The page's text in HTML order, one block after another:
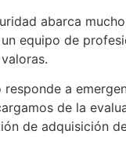
abarca
equipo de
a
de la
de adquisición